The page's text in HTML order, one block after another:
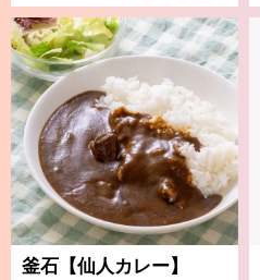
釜石【仙人カレー】